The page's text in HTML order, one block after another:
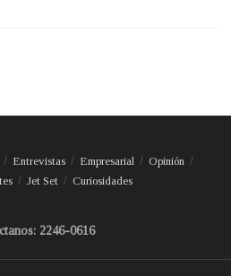
Entrevistas Empresarial
Opinión
Jet Set Curiosidades
2246-0616